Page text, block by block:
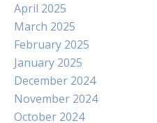
April 2025
March 2025
February 2025
January 2025
December 2024
November 2024
October 2024